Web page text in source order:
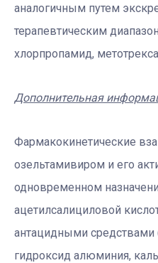
аналогичным путем
терапевтическим
хлорпропамид,
Дополнительная
Фармакокинетические
озельтамивиром и его
одновременном
ацетилсалициловой
антацидными средствами
гидроксид алюминия,